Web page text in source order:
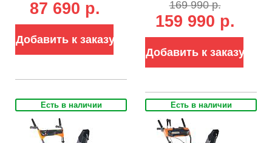
фара, скорости
87 690 p.
Добавить к заказу
фара, подогрев
рукояток,
дифференциал,
скорости 6/2, 127
кг)
169 990 р.
159 990 р.
Добавить к заказу
Есть в наличии Есть в наличии